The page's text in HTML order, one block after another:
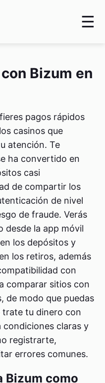
Bizum en
pagos rápidos
casinos que
atención. Te
ha convertido en
casi
de compartir los
de nivel
de fraude. Verás
desde la app móvil
los depósitos y
los retiros, además
con
comparar sitios con
de modo que puedas
trate tu dinero con
claras y
registrarte,
errores comunes.
Bizum como